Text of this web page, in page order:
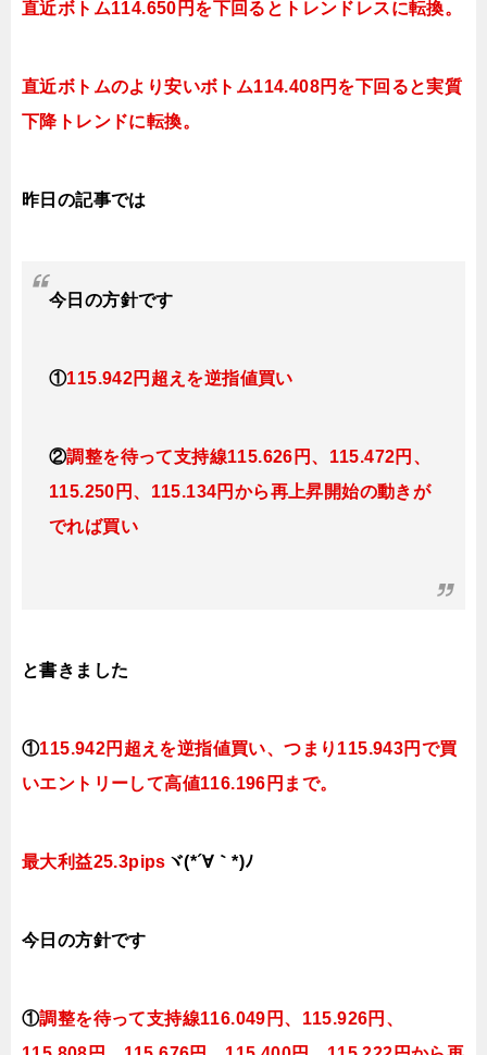
直近ボトム114.650円を下回ると トレンドレスに転換。
直近ボトムのより安いボトム114.408円を下回ると実質
下降トレンドに転換。
昨日の記事では
今日 の方針です
①115.942円超えを逆指値買い
②調整を待って支持線115.626円、115.472円、
115.250円、115.134円から再上昇開始の動きが
でれば買い
と書きました
①115.942円超えを逆指値買い、つまり115.943円で買
いエントリーして高値116.196円まで。
最大利益25.3pips ヾ(*´∀｀*)ﾉ
今日 の方針です
①調整を待って支持線116.049円、115.926円、